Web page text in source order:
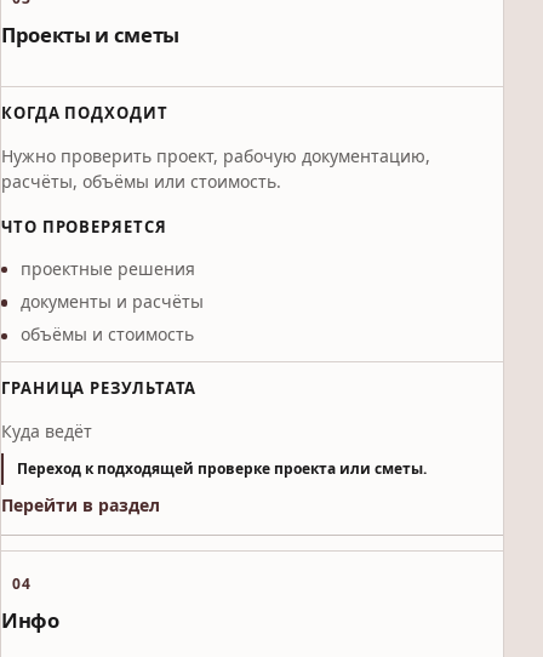
Проекты и сметы
КОГДА ПОДХОДИТ
Нужно проверить проект, рабочую документацию,
расчёты, объёмы или стоимость.
ЧТО ПРОВЕРЯЕТСЯ
проектные решения
документы и расчёты
объёмы и стоимость
ГРАНИЦА РЕЗУЛЬТАТА
Куда ведёт
Переход к подходящей проверке проекта или сметы.
Перейти в раздел
04
Инфо